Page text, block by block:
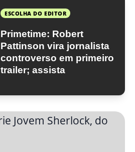
ESCOLHA DO EDITOR
Primetime: Robert
Pattinson vira jornalista
controverso em primeiro
trailer; assista